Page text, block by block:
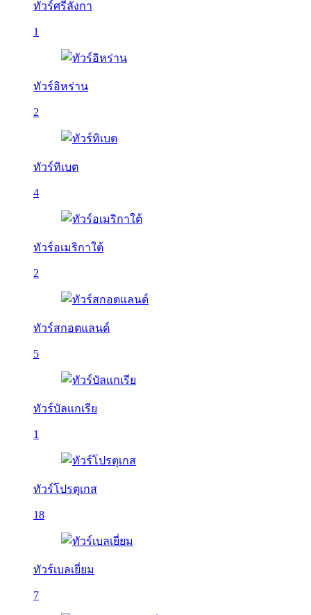
ทัวร์ศรีลังกา
1
ทัวร์อิหร่าน
2
ทัวร์ทิเบต
4
ทัวร์อเมริกาใต้
2
ทัวร์สกอตแลนด์
5
ทัวร์บัลเเกเรีย
1
ทัวร์โปรตุเกส
18
ทัวร์เบลเยี่ยม
7